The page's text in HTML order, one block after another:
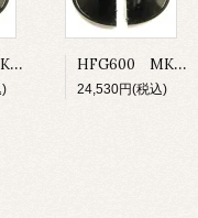
HFG601 MK3ファーラー UNIT1・1.5用 ドラムスプール
)
HFG600 MK3ファーラー UNIT0・00用 ドラムスプール
24,530円(税込)